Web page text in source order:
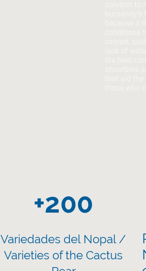
+200
Variedades del Nopal /
Varieties of the Cactus